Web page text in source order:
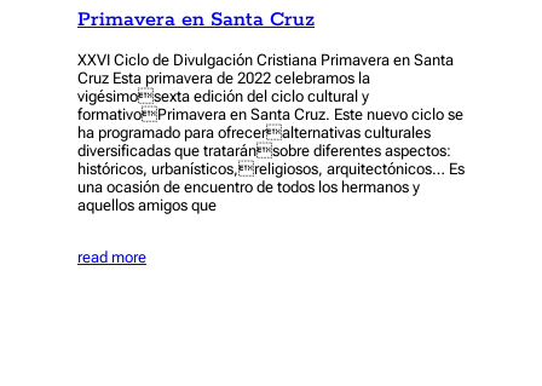
Primavera en Santa Cruz
XXVI Ciclo de Divulgación Cristiana Primavera en Santa
Cruz Esta primavera de 2022 celebramos la
vigésimosexta edición del ciclo cultural y
formativoPrimavera en Santa Cruz. Este nuevo ciclo se
ha programado para ofreceralternativas culturales
diversificadas que trataránsobre diferentes aspectos:
históricos, urbanísticos,religiosos, arquitectónicos… Es
una ocasión de encuentro de todos los hermanos y
aquellos amigos que
read more